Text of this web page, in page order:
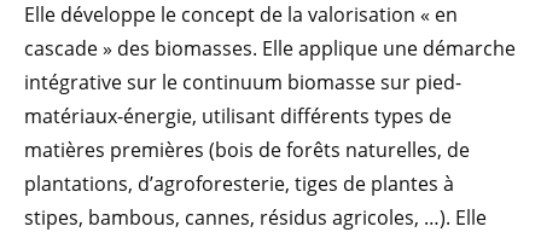
Elle développe le concept de la valorisation « en
cascade » des biomasses. Elle applique une démarche
intégrative sur le continuum biomasse sur pied-
matériaux-énergie, utilisant différents types de
matières premières (bois de forêts naturelles, de
plantations, d’agroforesterie, tiges de plantes à
stipes, bambous, cannes, résidus agricoles, …). Elle